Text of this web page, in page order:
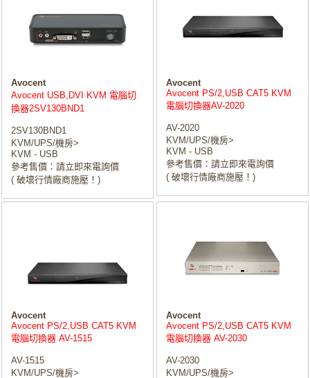
Avocent
Avocent USB,DVI KVM 電腦切
換器2SV130BND1
2SV130BND1
KVM/UPS/機房>
KVM - USB
參考售價：請立即來電詢價
( 破壞行情廠商施壓！)
Avocent
Avocent PS/2,USB CAT5 KVM
電腦切換器AV-2020
AV-2020
KVM/UPS/機房>
KVM - USB
參考售價：請立即來電詢價
( 破壞行情廠商施壓！)
Avocent
Avocent PS/2,USB CAT5 KVM
電腦切換器 AV-1515
AV-1515
KVM/UPS/機房>
Avocent
Avocent PS/2,USB CAT5 KVM
電腦切換器 AV-2030
AV-2030
KVM/UPS/機房>